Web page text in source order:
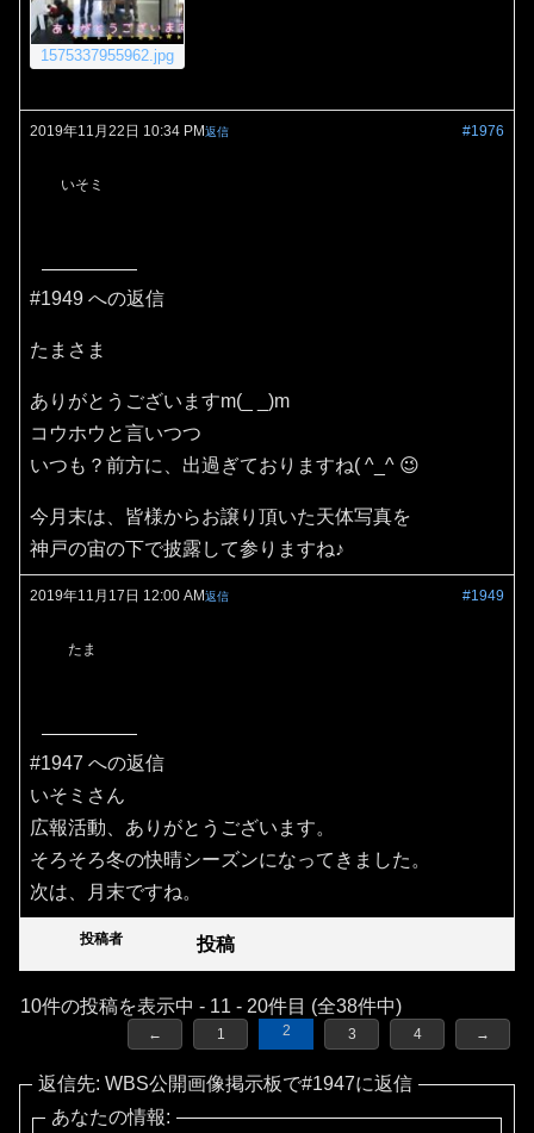
1575337955962.jpg
2019年11月22日 10:34 PM #1976
返信
いそミ
#1949 への返信
たまさま
ありがとうございますm(_ _)m
コウホウと言いつつ
いつも？前方に、出過ぎておりますね( ^_^ 😉
今月末は、皆様からお譲り頂いた天体写真を
神戸の宙の下で披露して参りますね♪
2019年11月17日 12:00 AM #1949
返信
たま
#1947 への返信
いそミさん
広報活動、ありがとうございます。
そろそろ冬の快晴シーズンになってきました。
次は、月末ですね。
投稿者 投稿
10件の投稿を表示中 - 11 - 20件目 (全38件中)
← 1 2 3 4 →
返信先: WBS公開画像掲示板で#1947に返信
あなたの情報: